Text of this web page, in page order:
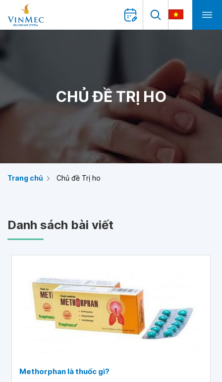
CHỦ ĐỀ TRỊ HO
Trang chủ Chủ đề Trị ho
Danh sách bài viết
Methorphan là thuốc gì?